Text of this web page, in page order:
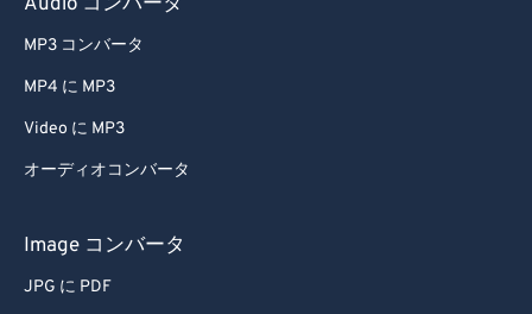
MP3 コンバータ
MP4 に MP3
Video に MP3
オーディオコンバータ
Image コンバータ
JPG に PDF